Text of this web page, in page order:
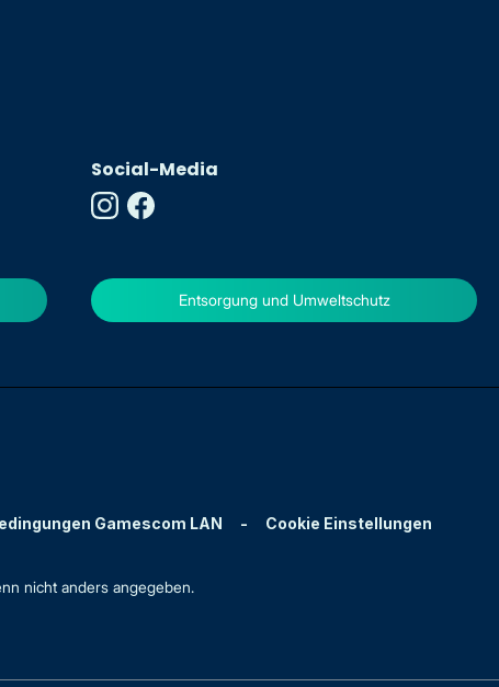
Entsorgung und Umweltschutz
Social-Media
Gamescom LAN - Cookie Einstellungen
nicht anders angegeben.